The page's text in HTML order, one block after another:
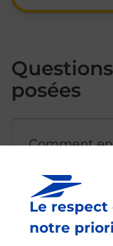
Le
notre
posées
Comment
Est-il
emballage